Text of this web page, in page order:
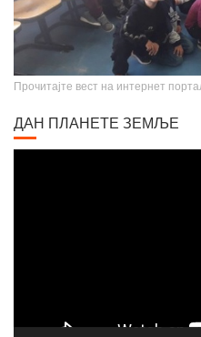
Прочитајте вест на интернет
ДАН ПЛАНЕТЕ ЗЕМЉЕ